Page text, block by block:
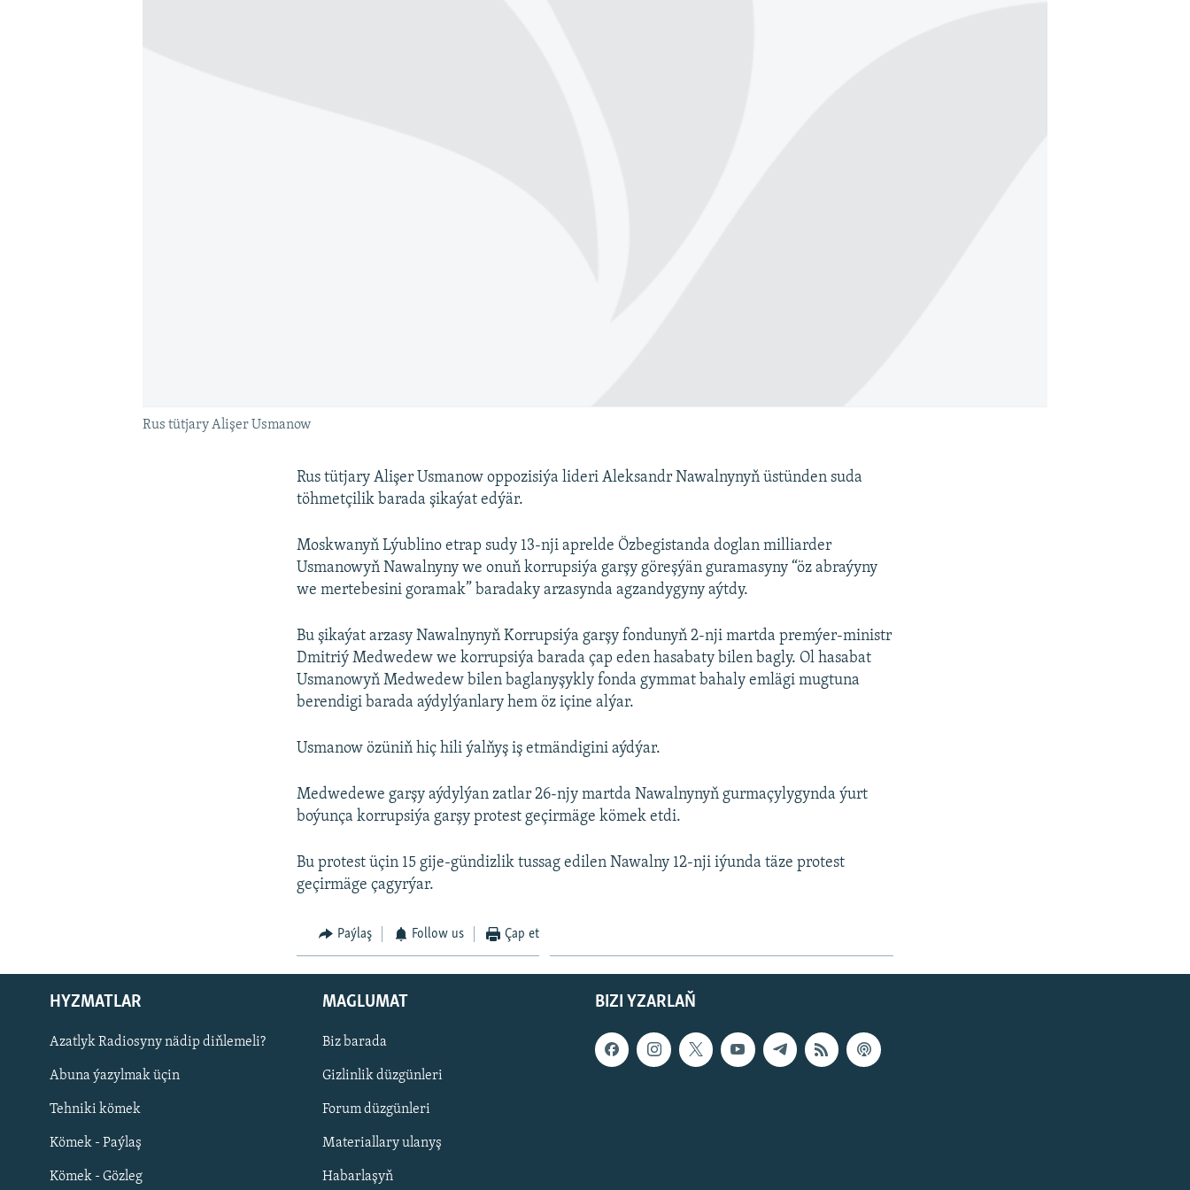
Русский
BIZI YZARLAŇ
Rus tütjary Alişer Usmanow
Rus tütjary Alişer Usmanow oppozisiýa lideri Aleksandr Nawalnynyň üstünden suda
töhmetçilik barada şikaýat edýär.
Moskwanyň Lýublino etrap sudy 13-nji aprelde Özbegistanda doglan milliarder
Usmanowyň Nawalnyny we onuň korrupsiýa garşy göreşýän guramasyny “öz abraýyny
we mertebesini goramak” baradaky arzasynda agzandygyny aýtdy.
Bu şikaýat arzasy Nawalnynyň Korrupsiýa garşy fondunyň 2-nji martda premýer-ministr
Dmitriý Medwedew we korrupsiýa barada çap eden hasabaty bilen bagly. Ol hasabat
Usmanowyň Medwedew bilen baglanyşykly fonda gymmat bahaly emlägi mugtuna
berendigi barada aýdylýanlary hem öz içine alýar.
Usmanow özüniň hiç hili ýalňyş iş etmändigini aýdýar.
Medwedewe garşy aýdylýan zatlar 26-njy martda Nawalnynyň gurmaçylygynda ýurt
boýunça korrupsiýa garşy protest geçirmäge kömek etdi.
Bu protest üçin 15 gije-gündizlik tussag edilen Nawalny 12-nji iýunda täze protest
geçirmäge çagyrýar.
Paýlaş Follow us Çap et
BIZI YZARLAŇ
HYZMATLAR
Azatlyk Radiosyny nädip diňlemeli?
Abuna ýazylmak üçin
Tehniki kömek
Kömek - Paýlaş
Kömek - Gözleg
MAGLUMAT
Biz barada
Gizlinlik düzgünleri
Forum düzgünleri
Materiallary ulanyş
Habarlaşyň